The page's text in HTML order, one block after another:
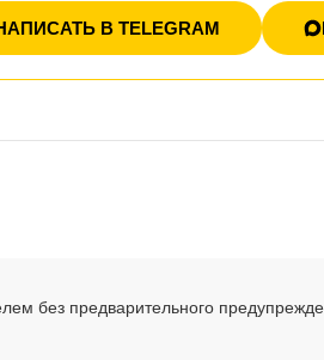
В TELEGRAM
без предварительного